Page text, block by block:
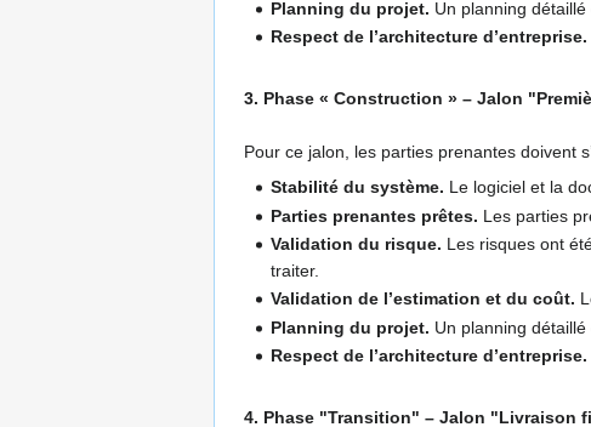
Planning du projet. Un planning
Respect de l’architecture d’entreprise.
3. Phase « Construction » – Jalon
Pour ce jalon, les parties prenantes doivent
Stabilité du système. Le logiciel et la
Parties prenantes prêtes. Les parties
Validation du risque. Les risques ont
traiter.
Validation de l’estimation et du coût.
Planning du projet. Un planning
Respect de l’architecture d’entreprise.
4. Phase "Transition" – Jalon "Livraison